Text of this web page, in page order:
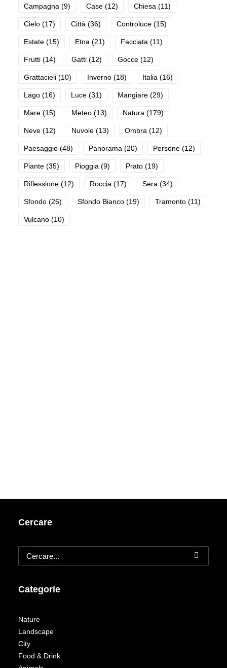
Campagna (9) Case (12) Chiesa (11)
Cielo (17) Città (36) Controluce (15)
Estate (15) Etna (21) Facciata (11)
Frutti (14) Gatti (12) Gocce (12)
Grattacieli (10) Inverno (18) Italia (16)
Lago (16) Luce (31) Mangiare (29)
Mare (15) Meteo (13) Natura (179)
Neve (12) Nuvole (13) Ombra (12)
Paesaggio (48) Panorama (20) Persone (12)
Piante (35) Pioggia (9) Prato (19)
Riflessione (12) Roccia (17) Sera (34)
Sfondo (26) Sfondo Bianco (19) Tramonto (11)
Vulcano (10)
Cercare
Categorie
Nature
Landscape
City
Food & Drink